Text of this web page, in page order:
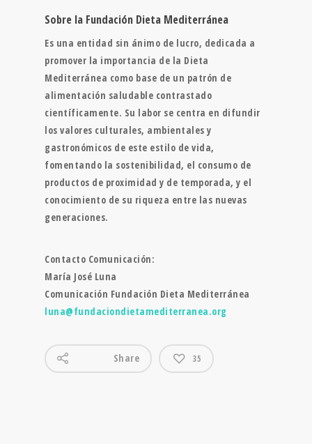
Sobre la Fundación Dieta Mediterránea
Es una entidad sin ánimo de lucro, dedicada a
promover la importancia de la Dieta
Mediterránea como base de un patrón de
alimentación saludable contrastado
científicamente. Su labor se centra en difundir
los valores culturales, ambientales y
gastronómicos de este estilo de vida,
fomentando la sostenibilidad, el consumo de
productos de proximidad y de temporada, y el
conocimiento de su riqueza entre las nuevas
generaciones.
Contacto Comunicación:
María José Luna
Comunicación Fundación Dieta Mediterránea
luna@fundaciondietamediterranea.org
Share 35